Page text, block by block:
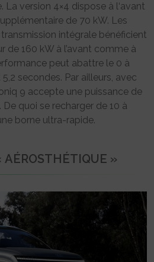
version 4×4 dispose à l‘avant
de 70 kW. Les
intégrale bénéficient
de 160 kW à l’avant comme à
peut abattre le 0 à
secondes. Par ailleurs, avec
9 accepte une puissance de
quoi se recharger de 10 à
borne ultra-rapide.
»